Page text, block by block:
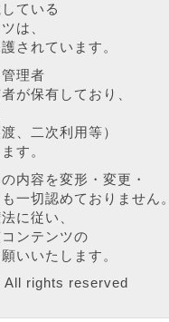
ている
は、
されています。
理者
が保有しており、
、二次利用等）
す。
内容を変形・変更・
一切認めておりません。
に従い、
ンテンツの
いいたします。
rights reserved